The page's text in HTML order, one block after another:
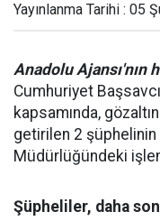
Yayınlanma Tarihi : 05
Anadolu Ajansı'nın
Cumhuriyet
kapsamında,
getirilen 2
Müdürlüğündeki
Şüpheliler, daha